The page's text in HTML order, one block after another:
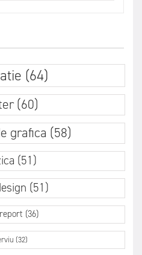
(64)
(60)
grafica (58)
(51)
(51)
(36)
(32)